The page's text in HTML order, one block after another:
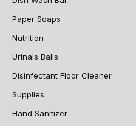
Paper Soaps
Nutrition
Urinals Balls
Disinfectant Floor Cleaner
Supplies
Hand Sanitizer